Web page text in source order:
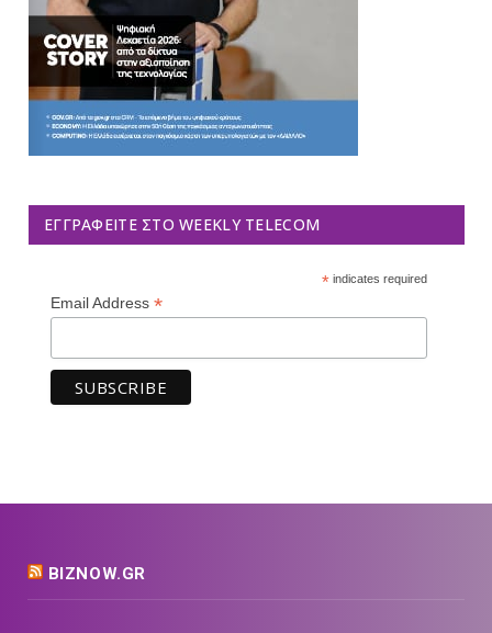
ΕΓΓΡΑΦΕΊΤΕ ΣΤΟ WEEKLY TELECOM
*indicates required
Email Address *
BIZNOW.GR